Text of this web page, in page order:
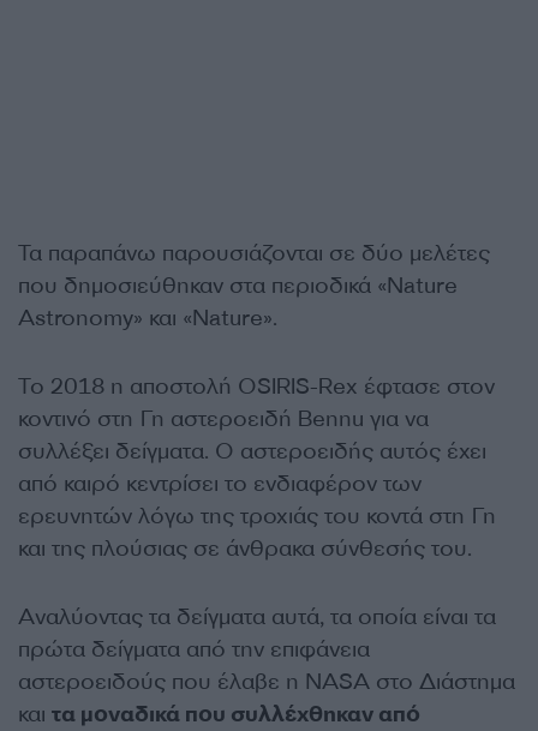
Τα παραπάνω παρουσιάζονται σε δύο μελέτες
που δημοσιεύθηκαν στα περιοδικά «Nature
Astronomy» και «Nature».
Το 2018 η αποστολή OSIRIS-Rex έφτασε στον
κοντινό στη Γη αστεροειδή Bennu για να
συλλέξει δείγματα. Ο αστεροειδής αυτός έχει
από καιρό κεντρίσει το ενδιαφέρον των
ερευνητών λόγω της τροχιάς του κοντά στη Γη
και της πλούσιας σε άνθρακα σύνθεσής του.
Αναλύοντας τα δείγματα αυτά, τα οποία είναι τα
πρώτα δείγματα από την επιφάνεια
αστεροειδούς που έλαβε η NASA στο Διάστημα
και τα μοναδικά που συλλέχθηκαν από